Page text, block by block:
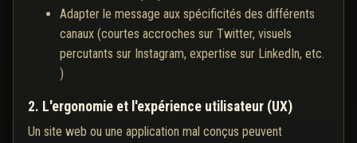
Adapter le message aux spécificités des différents
canaux (courtes accroches sur Twitter, visuels
percutants sur Instagram, expertise sur LinkedIn, etc.
)
2. L'ergonomie et l'expérience utilisateur (UX)
Un site web ou une application mal conçus peuvent